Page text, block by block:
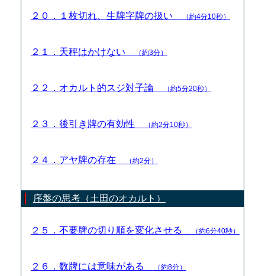
２０．１枚切れ、生牌字牌の扱い （約4分10秒）
２１．天秤はかけない （約3分）
２２．オカルト的スジ対子論 （約5分20秒）
２３．後引き牌の有効性 （約2分10秒）
２４．アヤ牌の存在 （約2分）
序盤の思考（土田のオカルト）
２５．不要牌の切り順を変化させる （約6分40秒）
２６．数牌には意味がある （約8分）